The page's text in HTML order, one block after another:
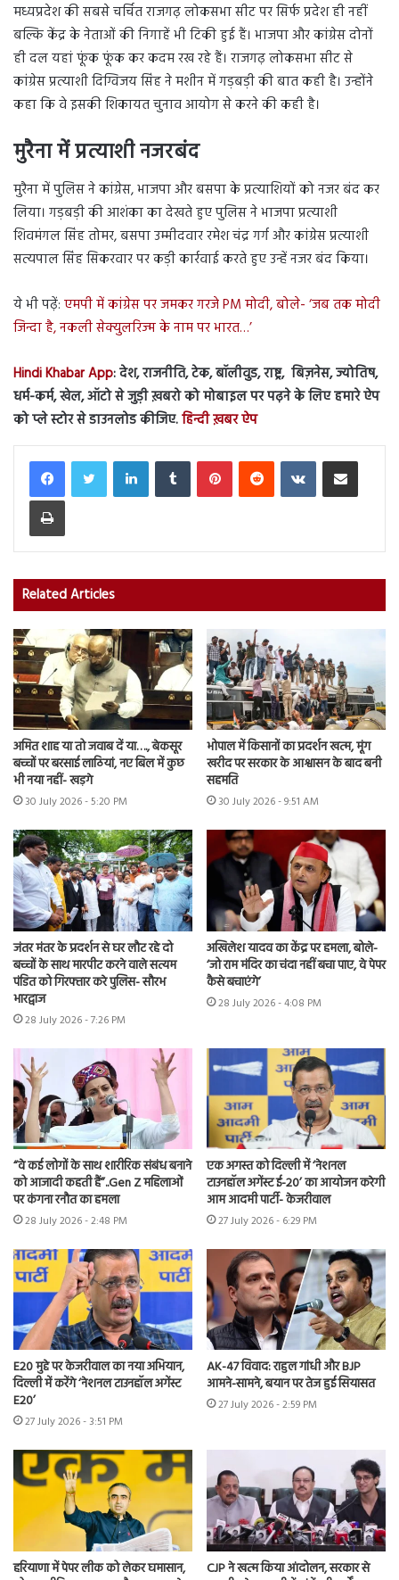
मध्यप्रदेश की सबसे चर्चित राजगढ़ लोकसभा सीट पर सिर्फ प्रदेश ही नहीं
बल्कि केंद्र के नेताओं की निगाहें भी टिकी हुई हैं। भाजपा और कांग्रेस दोनों
ही दल यहां फूंक फूंक कर कदम रख रहे हैं। राजगढ़ लोकसभा सीट से
कांग्रेस प्रत्याशी दिग्विजय सिंह ने मशीन में गड़बड़ी की बात कही है। उन्होंने
कहा कि वे इसकी शिकायत चुनाव आयोग से करने की कही है।
मुरैना में प्रत्याशी नजरबंद
मुरैना में पुलिस ने कांग्रेस, भाजपा और बसपा के प्रत्याशियों को नजर बंद कर
लिया। गड़बड़ी की आशंका का देखते हुए पुलिस ने भाजपा प्रत्याशी
शिवमंगल सिंह तोमर, बसपा उम्मीदवार रमेश चंद्र गर्ग और कांग्रेस प्रत्याशी
सत्यपाल सिंह सिकरवार पर कड़ी कार्रवाई करते हुए उन्हें नजर बंद किया।
ये भी पढ़ें: एमपी में कांग्रेस पर जमकर गरजे PM मोदी, बोले- ‘जब तक मोदी
जिन्दा है, नकली सेक्युलरिज्म के नाम पर भारत…’
Hindi Khabar App: देश, राजनीति, टेक, बॉलीवुड, राष्ट्र, बिज़नेस, ज्योतिष,
धर्म-कर्म, खेल, ऑटो से जुड़ी ख़बरो को मोबाइल पर पढ़ने के लिए हमारे ऐप
को प्ले स्टोर से डाउनलोड कीजिए.हिन्दी ख़बर ऐप
LinkedInTumblr PinterestReddit VKontakteShare via Email
Print
Related Articles
अमित शाह या तो जवाब दें या…., बेकसूर
बच्चों पर बरसाई लाठियां, नए बिल में कुछ
भी नया नहीं- खड़गे
30 July 2026 - 5:20 PM
भोपाल में किसानों का प्रदर्शन खत्म, मूंग
खरीद पर सरकार के आश्वासन के बाद बनी
सहमति
30 July 2026 - 9:51 AM
जंतर मंतर के प्रदर्शन से घर लौट रहे दो
बच्चों के साथ मारपीट करने वाले सत्यम
पंडित को गिरफ्तार करे पुलिस- सौरभ
भारद्वाज
28 July 2026 - 7:26 PM
अखिलेश यादव का केंद्र पर हमला, बोले-
‘जो राम मंदिर का चंदा नहीं बचा पाए, वे पेपर
कैसे बचाएंगे’
28 July 2026 - 4:08 PM
“वे कई लोगों के साथ शारीरिक संबंध बनाने
को आजादी कहती हैं”..Gen Z महिलाओं
पर कंगना रनौत का हमला
28 July 2026 - 2:48 PM
एक अगस्त को दिल्ली में ‘नेशनल
टाउनहॉल अगेंस्ट ई-20’ का आयोजन करेगी
आम आदमी पार्टी- केजरीवाल
27 July 2026 - 6:29 PM
E20 मुद्दे पर केजरीवाल का नया अभियान,
दिल्ली में करेंगे ‘नेशनल टाउनहॉल अगेंस्ट
E20’
27 July 2026 - 3:51 PM
AK-47 विवाद: राहुल गांधी और BJP
आमने-सामने, बयान पर तेज हुई सियासत
27 July 2026 - 2:59 PM
हरियाणा में पेपर लीक को लेकर घमासान,
CJP ने खत्म किया आंदोलन, सरकार से